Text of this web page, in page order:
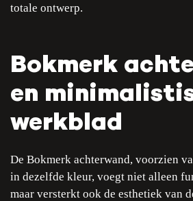
totale ontwerp.
Bokmerk
en
werkblad
De Bokmerk achterwand, voorzien
in dezelfde kleur, voegt niet alleen
maar versterkt ook de esthetiek van